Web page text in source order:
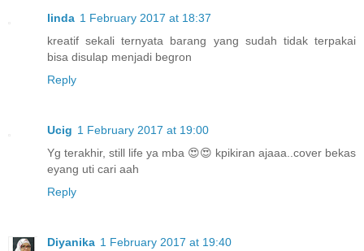
linda 1 February 2017 at 18:37
kreatif sekali ternyata barang yang sudah tidak terpakai
bisa disulap menjadi begron
Reply
Ucig 1 February 2017 at 19:00
Yg terakhir, still life ya mba 😍😍 kpikiran ajaaa..cover bekas
eyang uti cari aah
Reply
Diyanika 1 February 2017 at 19:40